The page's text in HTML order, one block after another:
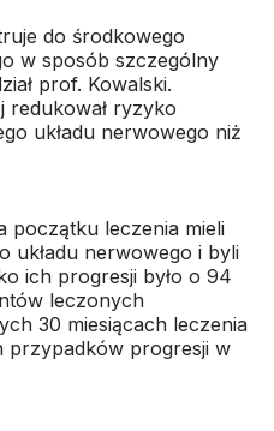
do środkowego
w sposób szczególny
prof. Kowalski.
redukował ryzyko
układu nerwowego niż
początku leczenia mieli
układu nerwowego i byli
ich progresji było o 94
leczonych
30 miesiącach leczenia
przypadków progresji w